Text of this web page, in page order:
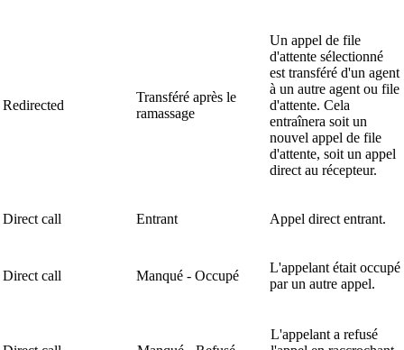
Redirected
Transféré après le
ramassage
Un appel de file
d'attente sélectionné
est transféré d'un agent
à un autre agent ou file
d'attente. Cela
entraînera soit un
nouvel appel de file
d'attente, soit un appel
direct au récepteur.
Direct call Entrant Appel direct entrant.
Direct call Manqué - Occupé
L'appelant était occupé
par un autre appel.
L'appelant a refusé